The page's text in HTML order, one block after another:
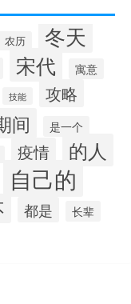
农历 冬天
宋代 寓意
技能 攻略
间 是一个
疫情 的人
自己的
都是 长辈